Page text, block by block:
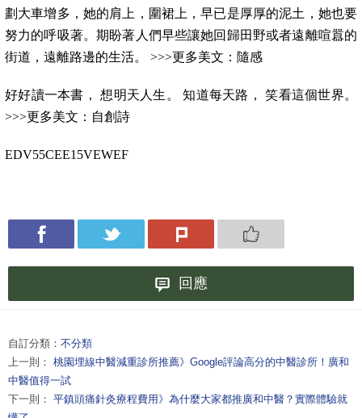
劃大車增多，她的肩上，圍裙上，早已是厚厚的泥土，她也要
努力的呼吸著。期盼著人們早些讓她回歸田野或者遠離喧囂的
街道，遠離路邊的生活。 >>>更多美文：隨感
好好讀一本書， 想明天人生。 知道每天路， 笑看這個世界。
>>>更多美文：自創詩
EDV55CEE15VEWEF
回應
自訂分類： 不分類
上一則： 桃園埋線中醫減重診所推薦》Google評論高分的中醫診所！廣和
中醫值得一試
下一則： 平鎮頭痛針灸療程費用》為什麼大家都推廣和中醫？實際體驗就